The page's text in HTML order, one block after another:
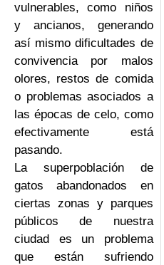
vulnerables, como niños
y ancianos, generando
así mismo dificultades de
convivencia por malos
olores, restos de comida
o problemas asociados a
las épocas de celo, como
efectivamente está
pasando.
La superpoblación de
gatos abandonados en
ciertas zonas y parques
públicos de nuestra
ciudad es un problema
que están sufriendo